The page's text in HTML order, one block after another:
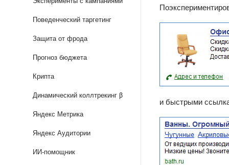
Поведенческий таргетинг
Защита от фрода
Прогноз бюджета
Крипта
Динамический коллтрекинг β
Яндекс Метрика
Яндекс Аудитории
ИИ-помощник
и быстрыми